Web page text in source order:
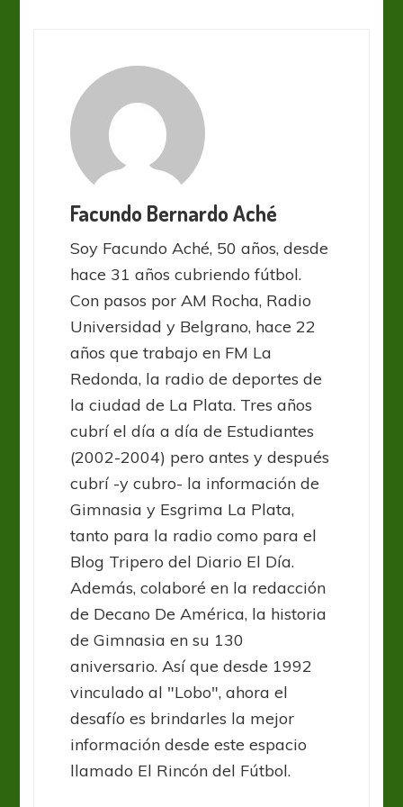
Facundo Bernardo Aché
Soy Facundo Aché, 50 años, desde
hace 31 años cubriendo fútbol.
Con pasos por AM Rocha, Radio
Universidad y Belgrano, hace 22
años que trabajo en FM La
Redonda, la radio de deportes de
la ciudad de La Plata. Tres años
cubrí el día a día de Estudiantes
(2002-2004) pero antes y después
cubrí -y cubro- la información de
Gimnasia y Esgrima La Plata,
tanto para la radio como para el
Blog Tripero del Diario El Día.
Además, colaboré en la redacción
de Decano De América, la historia
de Gimnasia en su 130
aniversario. Así que desde 1992
vinculado al "Lobo", ahora el
desafío es brindarles la mejor
información desde este espacio
llamado El Rincón del Fútbol.